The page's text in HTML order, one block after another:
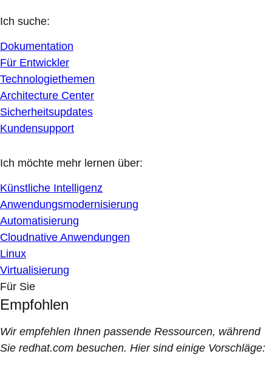
Ich suche:
Dokumentation
Für Entwickler
Technologiethemen
Architecture Center
Sicherheitsupdates
Kundensupport
Ich möchte mehr lernen über:
Künstliche Intelligenz
Anwendungsmodernisierung
Automatisierung
Cloudnative Anwendungen
Linux
Virtualisierung
Für Sie
Empfohlen
Wir empfehlen Ihnen passende Ressourcen, während
Sie redhat.com besuchen. Hier sind einige Vorschläge: